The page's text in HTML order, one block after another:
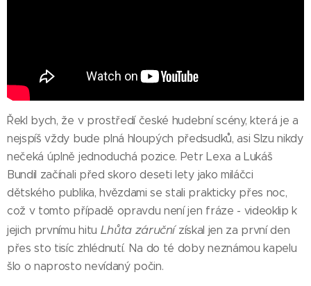
Řekl bych, že v prostředí české hudební scény, která je a
nejspíš vždy bude plná hloupých předsudků, asi Slzu nikdy
nečeká úplně jednoduchá pozice. Petr Lexa a Lukáš
Bundil začínali před skoro deseti lety jako miláčci
dětského publika, hvězdami se stali prakticky přes noc,
což v tomto případě opravdu není jen fráze - videoklip k
jejich prvnímu hitu Lhůta záručnízískal jen za první den
přes sto tisíc zhlédnutí. Na do té doby neznámou kapelu
šlo o naprosto nevídaný počin.